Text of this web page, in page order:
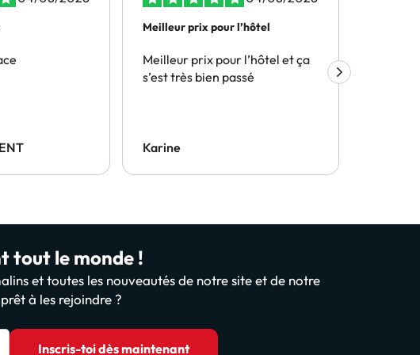
Meilleur prix pour l’hôtel
Meilleur prix pour l’hôtel et ça
s’est très bien passé
Karine
tout le monde !
et toutes les nouveautés de notre site et de notre
à les rejoindre ?
Inscris-toi dès maintenant